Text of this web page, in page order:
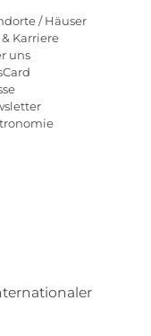
/ Häuser
Karriere
uns